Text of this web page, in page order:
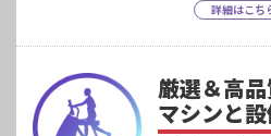
詳細はこち
厳選＆高
マシンと